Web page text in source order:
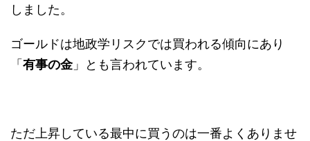
しました。
ゴールドは地政学リスクでは買われる傾向にあり
「 有事の金」とも言われています。
ただ上昇している最中に買うのは一番よくありませ